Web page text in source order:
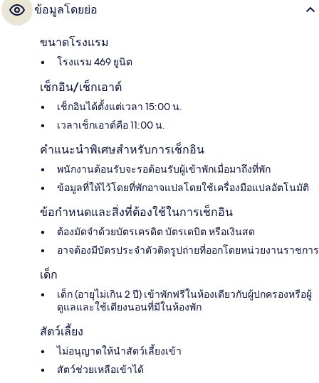
ข้อมูลโดยย่อ
ขนาดโรงแรม
โรงแรม 469 ยูนิต
เช็กอิน/เช็กเอาต์
เช็กอินได้ตั้งแต่เวลา 15:00 น.
เวลาเช็กเอาต์คือ 11:00 น.
คำแนะนำพิเศษสำหรับการเช็กอิน
พนักงานต้อนรับจะรอต้อนรับผู้เข้าพักเมื่อมาถึงที่พัก
ข้อมูลที่ให้ไว้โดยที่พักอาจแปลโดยใช้เครื่องมือแปลอัตโนมัติ
ข้อกำหนดและสิ่งที่ต้องใช้ในการเช็กอิน
ต้องมัดจำด้วยบัตรเครดิต บัตรเดบิต หรือเงินสด
อาจต้องมีบัตรประจำตัวติดรูปถ่ายที่ออกโดยหน่วยงานราชการ
เด็ก
เด็ก (อายุไม่เกิน 2 ปี) เข้าพักฟรีในห้องเดียวกับผู้ปกครองหรือผู้
ดูแลและใช้เตียงนอนที่มีในห้องพัก
สัตว์เลี้ยง
ไม่อนุญาตให้นำสัตว์เลี้ยงเข้า
สัตว์ช่วยเหลือเข้าได้